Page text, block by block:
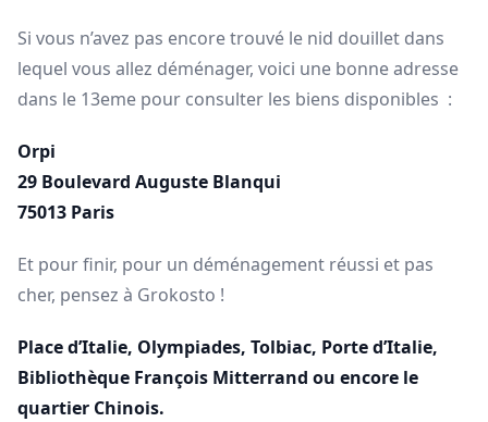
Si vous n’avez pas encore trouvé le nid douillet dans
lequel vous allez déménager, voici une bonne adresse
dans le 13eme pour consulter les biens disponibles :
Orpi
29 Boulevard Auguste Blanqui
75013 Paris
Et pour finir, pour un déménagement réussi et pas
cher, pensez à Grokosto !
Place d’Italie, Olympiades, Tolbiac, Porte d’Italie,
Bibliothèque François Mitterrand ou encore le
quartier Chinois.